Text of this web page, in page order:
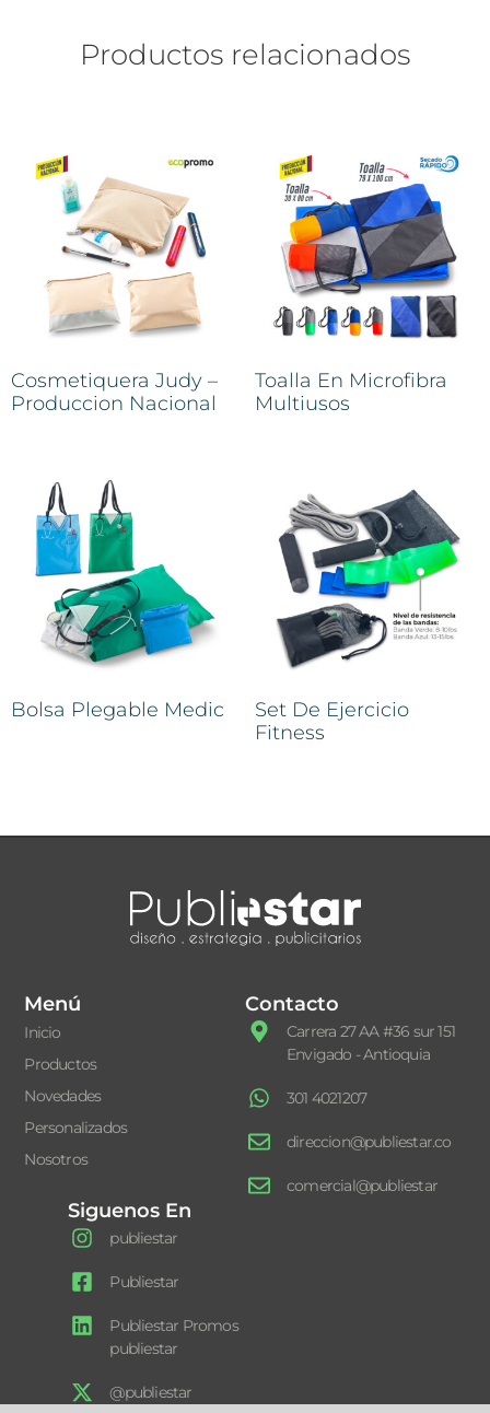
Productos relacionados
Cosmetiquera Judy –
Produccion Nacional
Toalla En Microfibra
Multiusos
Bolsa Plegable Medic
Set De Ejercicio
Fitness
Menú
Inicio
Productos
Novedades
Personalizados
Nosotros
Contacto
Carrera 27 AA #36 sur 151
Envigado - Antioquia
301 4021207
direccion@publiestar.co
comercial@publiestar
Siguenos En
publiestar
Publiestar
Publiestar Promos
publiestar
@publiestar